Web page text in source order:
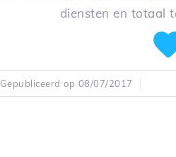
diensten en totaal
Gepubliceerd op 08/07/2017